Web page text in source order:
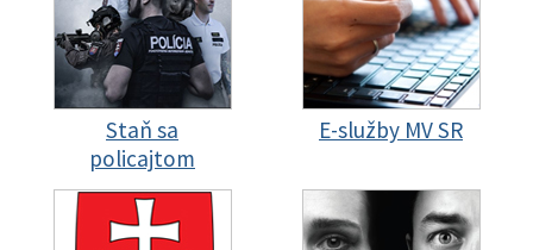
Staň sa
policajtom
E-služby MV SR